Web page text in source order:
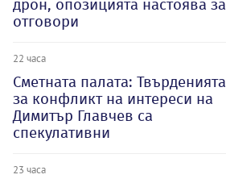
дрон, опозицията настоява за
отговори
22 часа
Сметната палата: Твърденията
за конфликт на интереси на
Димитър Главчев са
спекулативни
23 часа